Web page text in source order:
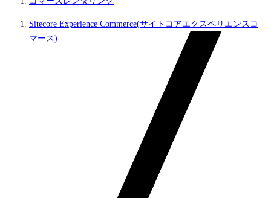
Sitecore Experience Commerce(サイトコアエクスペリエンスコ
マース)